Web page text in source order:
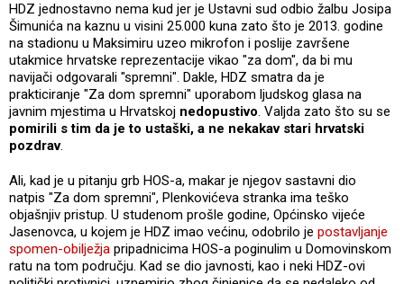
HDZ jednostavno nema kud jer je Ustavni sud odbio žalbu Josipa
Šimunića na kaznu u visini 25.000 kuna zato što je 2013. godine
na stadionu u Maksimiru uzeo mikrofon i poslije završene
utakmice hrvatske reprezentacije vikao "za dom", da bi mu
navijači odgovarali "spremni". Dakle, HDZ smatra da je
prakticiranje "Za dom spremni" uporabom ljudskog glasa na
javnim mjestima u Hrvatskoj nedopustivo. Valjda zato što su se
pomirili s tim da je to ustaški, a ne nekakav stari hrvatski
pozdrav.
Ali, kad je u pitanju grb HOS-a, makar je njegov sastavni dio
natpis "Za dom spremni", Plenkovićeva stranka ima teško
objašnjiv pristup. U studenom prošle godine, Općinsko vijeće
Jasenovca, u kojem je HDZ imao većinu, odobrilo je postavljanje
spomen-obilježja pripadnicima HOS-a poginulim u Domovinskom
ratu na tom području. Kad se dio javnosti, kao i neki HDZ-ovi